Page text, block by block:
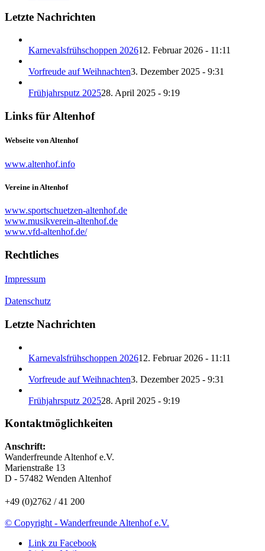
Letzte Nachrichten
Karnevalsfrühschoppen 202612. Februar 2026 - 11:11
Vorfreude auf Weihnachten3. Dezember 2025 - 9:31
Frühjahrsputz 202528. April 2025 - 9:19
Links für Altenhof
Webseite von Altenhof
www.altenhof.info
Vereine in Altenhof
www.sportschuetzen-altenhof.de
www.musikverein-altenhof.de
www.vfd-altenhof.de/
Rechtliches
Impressum
Datenschutz
Letzte Nachrichten
Karnevalsfrühschoppen 202612. Februar 2026 - 11:11
Vorfreude auf Weihnachten3. Dezember 2025 - 9:31
Frühjahrsputz 202528. April 2025 - 9:19
Kontaktmöglichkeiten
Anschrift:
Wanderfreunde Altenhof e.V.
Marienstraße 13
D - 57482 Wenden Altenhof
+49 (0)2762 / 41 200
© Copyright - Wanderfreunde Altenhof e.V.
Link zu Facebook